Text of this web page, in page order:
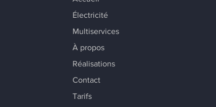
Électricité
Multiservices
À propos
Réalisations
Contact
Tarifs